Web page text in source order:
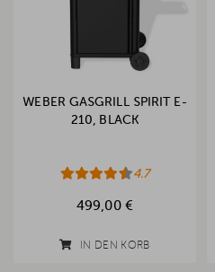
WEBER GASGRILL SPIRIT E-
210, BLACK
4.7
499,00 €
IN DEN KORB